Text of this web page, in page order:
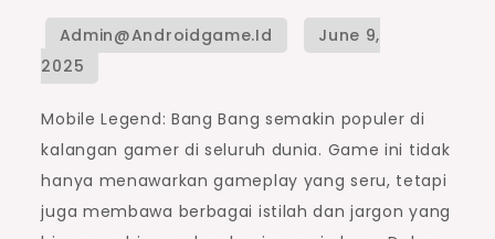
Mobile Legend: Bang Bang semakin populer di
kalangan gamer di seluruh dunia. Game ini tidak
hanya menawarkan gameplay yang seru, tetapi
juga membawa berbagai istilah dan jargon yang